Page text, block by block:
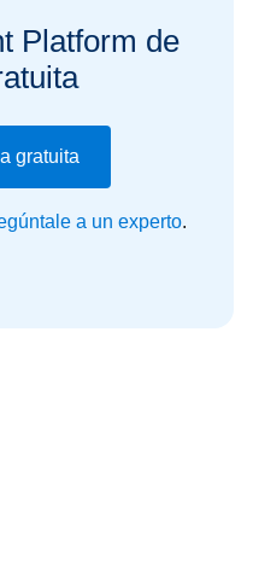
Platform de
gratuita
a un experto.